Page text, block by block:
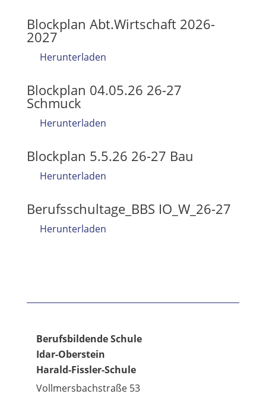
Blockplan Abt.Wirtschaft 2026-
2027
Herunterladen
Blockplan 04.05.26 26-27
Schmuck
Herunterladen
Blockplan 5.5.26 26-27 Bau
Herunterladen
Berufsschultage_BBS IO_W_26-27
Herunterladen
Berufsbildende Schule
Idar-Oberstein
Harald-Fissler-Schule
Vollmersbachstraße 53